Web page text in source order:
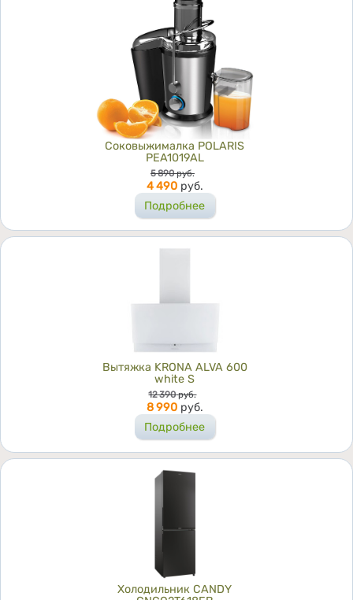
Соковыжималка POLARIS
PEA1019AL
Цена
5 890 руб.
4 490 руб.
Подробнее
Вытяжка KRONA ALVA 600
white S
Цена
12 390 руб.
8 990 руб.
Подробнее
Холодильник CANDY